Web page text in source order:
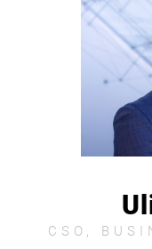
CSO,